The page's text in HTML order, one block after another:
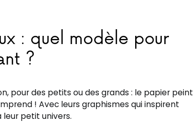
: quel modèle pour
?
pour des petits ou des grands : le papier peint
! Avec leurs graphismes qui inspirent
leur petit univers.